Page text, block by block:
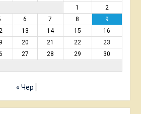
1
2
6 7 8
9
13 14 15
16
20 21 22
23
27 28 29
30
« Чер